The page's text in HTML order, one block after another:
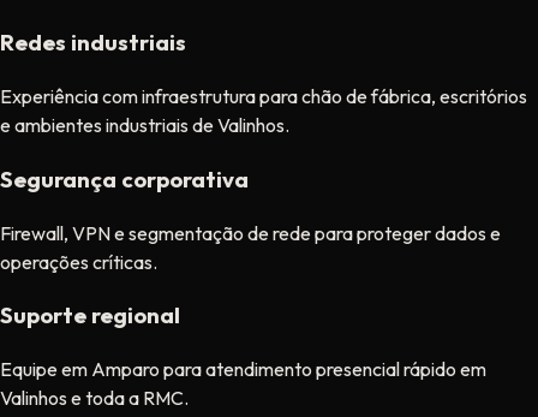
Redes industriais
Experiência com infraestrutura para chão de fábrica, escritórios
e ambientes industriais de Valinhos.
Segurança corporativa
Firewall, VPN e segmentação de rede para proteger dados e
operações críticas.
Suporte regional
Equipe em Amparo para atendimento presencial rápido em
Valinhos e toda a RMC.